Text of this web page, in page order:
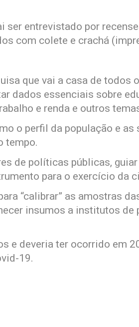
ser entrevistado por
com colete e crachá
que vai a casa de todos
dados essenciais sobre
e renda e outros
o perfil da população e as
tempo.
de políticas públicas,
para o exercício da
“calibrar” as amostras
insumos a institutos de
e deveria ter ocorrido em
19.